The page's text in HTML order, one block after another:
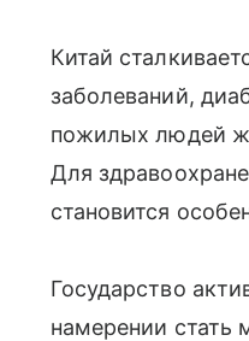
Китай
заболеваний,
пожилых людей
Для
становится
Государство
намерении стать